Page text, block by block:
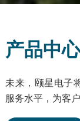
产品中心
未来，颐星电子
服务水平，为客